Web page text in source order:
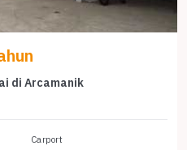
di Arcamanik
Carport